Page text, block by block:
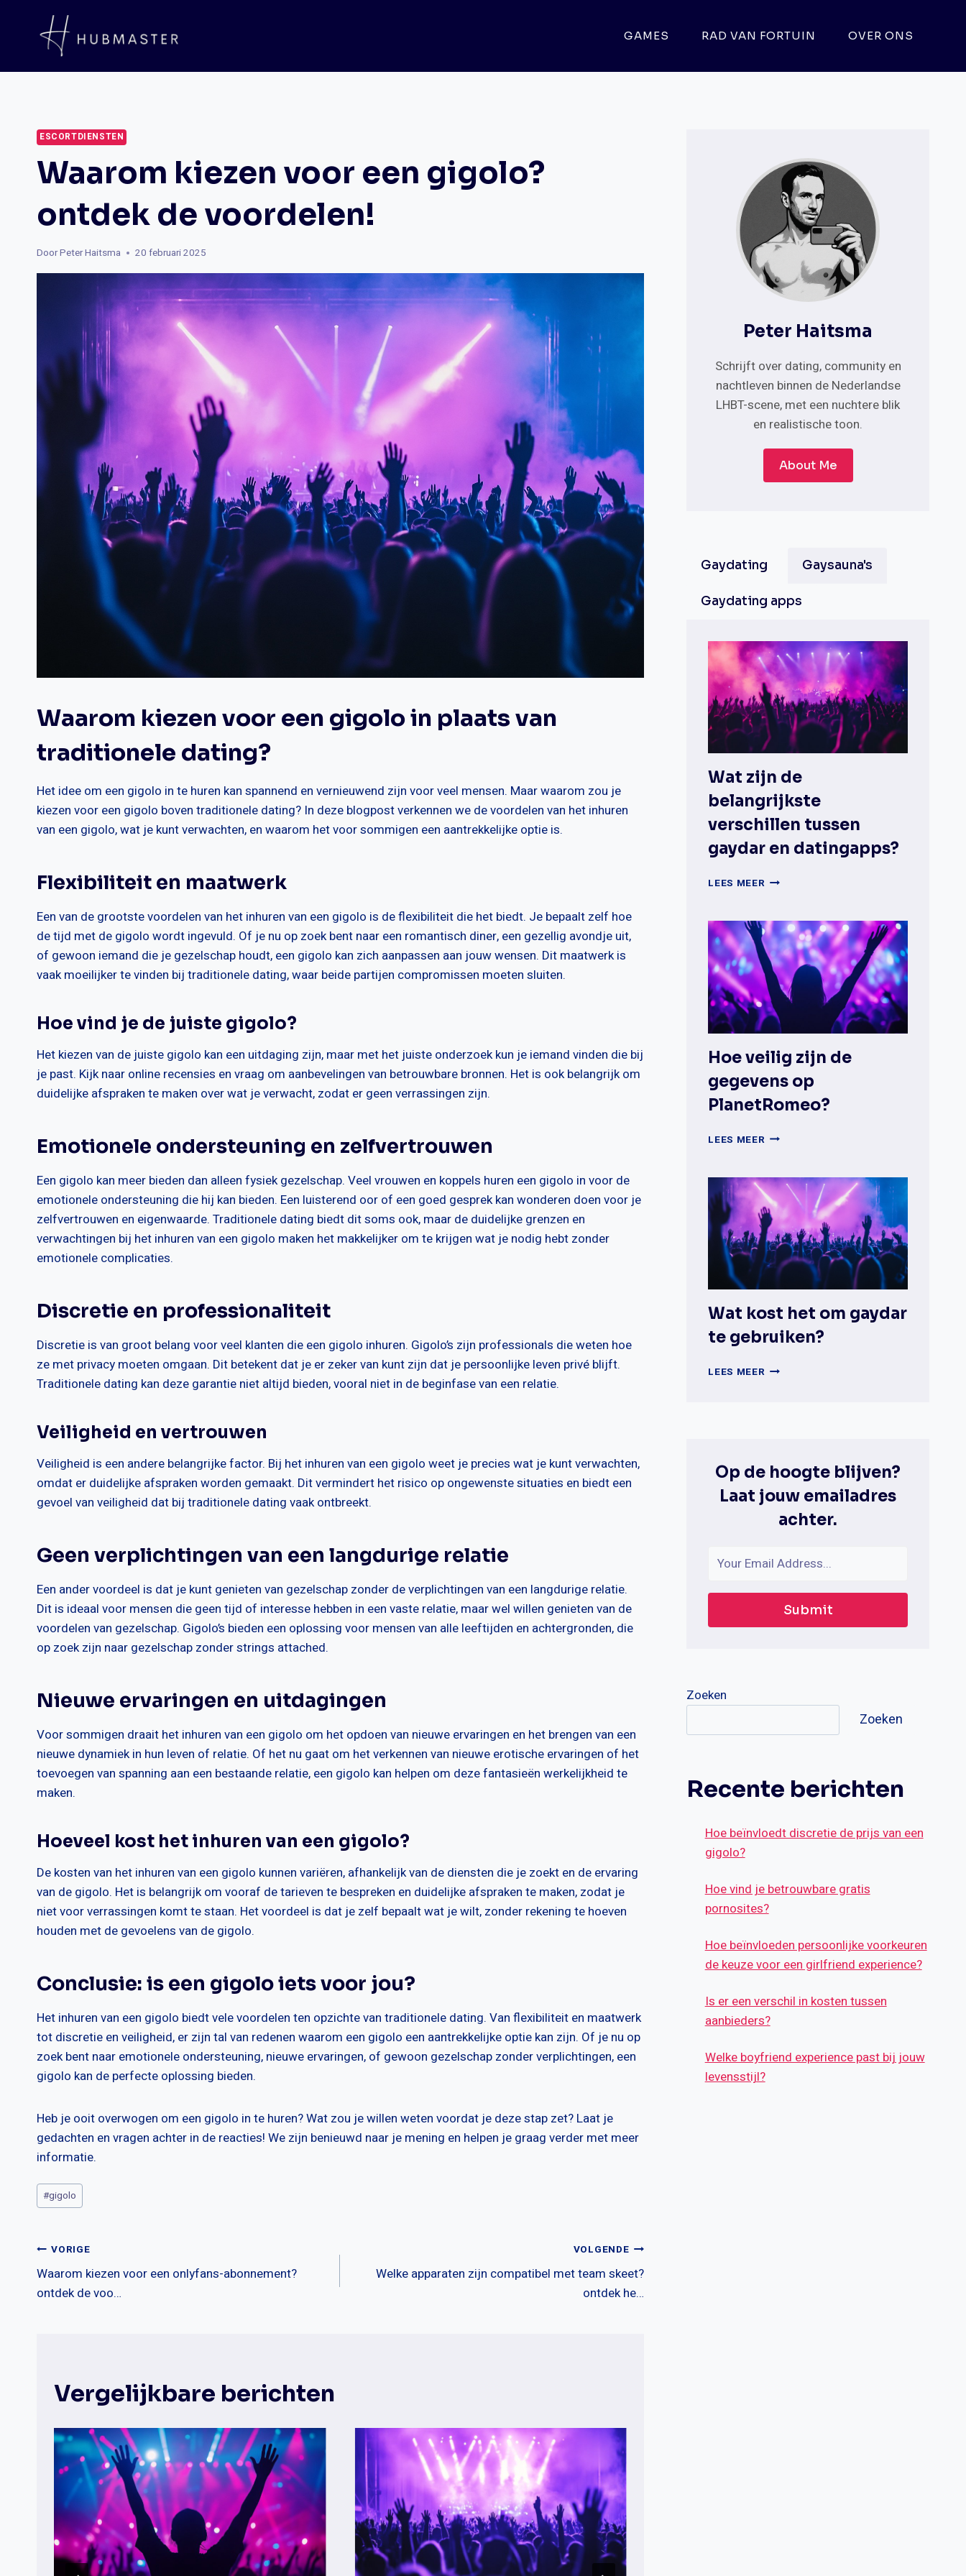
GAMES RAD VAN FORTUIN OVER ONS
ESCORTDIENSTEN
Waarom kiezen voor een gigolo?
ontdek de voordelen!
DoorPeter Haitsma 20 februari 2025
Waarom kiezen voor een gigolo in plaats van
traditionele dating?
Het idee om een gigolo in te huren kan spannend en vernieuwend zijn voor veel mensen. Maar waarom zou je
kiezen voor een gigolo boven traditionele dating? In deze blogpost verkennen we de voordelen van het inhuren
van een gigolo, wat je kunt verwachten, en waarom het voor sommigen een aantrekkelijke optie is.
Flexibiliteit en maatwerk
Een van de grootste voordelen van het inhuren van een gigolo is de flexibiliteit die het biedt. Je bepaalt zelf hoe
de tijd met de gigolo wordt ingevuld. Of je nu op zoek bent naar een romantisch diner, een gezellig avondje uit,
of gewoon iemand die je gezelschap houdt, een gigolo kan zich aanpassen aan jouw wensen. Dit maatwerk is
vaak moeilijker te vinden bij traditionele dating, waar beide partijen compromissen moeten sluiten.
Hoe vind je de juiste gigolo?
Het kiezen van de juiste gigolo kan een uitdaging zijn, maar met het juiste onderzoek kun je iemand vinden die bij
je past. Kijk naar online recensies en vraag om aanbevelingen van betrouwbare bronnen. Het is ook belangrijk om
duidelijke afspraken te maken over wat je verwacht, zodat er geen verrassingen zijn.
Emotionele ondersteuning en zelfvertrouwen
Een gigolo kan meer bieden dan alleen fysiek gezelschap. Veel vrouwen en koppels huren een gigolo in voor de
emotionele ondersteuning die hij kan bieden. Een luisterend oor of een goed gesprek kan wonderen doen voor je
zelfvertrouwen en eigenwaarde. Traditionele dating biedt dit soms ook, maar de duidelijke grenzen en
verwachtingen bij het inhuren van een gigolo maken het makkelijker om te krijgen wat je nodig hebt zonder
emotionele complicaties.
Discretie en professionaliteit
Discretie is van groot belang voor veel klanten die een gigolo inhuren. Gigolo’s zijn professionals die weten hoe
ze met privacy moeten omgaan. Dit betekent dat je er zeker van kunt zijn dat je persoonlijke leven privé blijft.
Traditionele dating kan deze garantie niet altijd bieden, vooral niet in de beginfase van een relatie.
Veiligheid en vertrouwen
Veiligheid is een andere belangrijke factor. Bij het inhuren van een gigolo weet je precies wat je kunt verwachten,
omdat er duidelijke afspraken worden gemaakt. Dit vermindert het risico op ongewenste situaties en biedt een
gevoel van veiligheid dat bij traditionele dating vaak ontbreekt.
Geen verplichtingen van een langdurige relatie
Een ander voordeel is dat je kunt genieten van gezelschap zonder de verplichtingen van een langdurige relatie.
Dit is ideaal voor mensen die geen tijd of interesse hebben in een vaste relatie, maar wel willen genieten van de
voordelen van gezelschap. Gigolo’s bieden een oplossing voor mensen van alle leeftijden en achtergronden, die
op zoek zijn naar gezelschap zonder strings attached.
Nieuwe ervaringen en uitdagingen
Voor sommigen draait het inhuren van een gigolo om het opdoen van nieuwe ervaringen en het brengen van een
nieuwe dynamiek in hun leven of relatie. Of het nu gaat om het verkennen van nieuwe erotische ervaringen of het
toevoegen van spanning aan een bestaande relatie, een gigolo kan helpen om deze fantasieën werkelijkheid te
maken.
Hoeveel kost het inhuren van een gigolo?
De kosten van het inhuren van een gigolo kunnen variëren, afhankelijk van de diensten die je zoekt en de ervaring
van de gigolo. Het is belangrijk om vooraf de tarieven te bespreken en duidelijke afspraken te maken, zodat je
niet voor verrassingen komt te staan. Het voordeel is dat je zelf bepaalt wat je wilt, zonder rekening te hoeven
houden met de gevoelens van de gigolo.
Conclusie: is een gigolo iets voor jou?
Het inhuren van een gigolo biedt vele voordelen ten opzichte van traditionele dating. Van flexibiliteit en maatwerk
tot discretie en veiligheid, er zijn tal van redenen waarom een gigolo een aantrekkelijke optie kan zijn. Of je nu op
zoek bent naar emotionele ondersteuning, nieuwe ervaringen, of gewoon gezelschap zonder verplichtingen, een
gigolo kan de perfecte oplossing bieden.
Heb je ooit overwogen om een gigolo in te huren? Wat zou je willen weten voordat je deze stap zet? Laat je
gedachten en vragen achter in de reacties! We zijn benieuwd naar je mening en helpen je graag verder met meer
informatie.
Bericht
tags:
#gigolo
Bericht
navigatie
VORIGE
Waarom kiezen voor een onlyfans-abonnement?
ontdek de voo…
VOLGENDE
Welke apparaten zijn compatibel met team skeet?
ontdek he…
Vergelijkbare berichten
Peter Haitsma
Schrijft over dating, community en
nachtleven binnen de Nederlandse
LHBT-scene, met een nuchtere blik
en realistische toon.
About Me
Gaydating Gaysauna's
Gaydating apps
Wat zijn de
belangrijkste
verschillen tussen
gaydar en datingapps?
LEES MEER WAT
BELANGRIJKSTE
VERSCHILLEN
TUSSEN
GAYDAR
EN
DATINGAPPS?
Hoe veilig zijn de
gegevens op
PlanetRomeo?
LEES MEER HOE
DE
GEGEVENS
OP
PLANETROMEO?
Wat kost het om gaydar
te gebruiken?
LEES MEER WAT
Op de hoogte blijven?
Laat jouw emailadres
achter.
Submit
Zoeken
Zoeken
Recente berichten
Hoe beïnvloedt discretie de prijs van een
gigolo?
Hoe vind je betrouwbare gratis
pornosites?
Hoe beïnvloeden persoonlijke voorkeuren
de keuze voor een girlfriend experience?
Is er een verschil in kosten tussen
aanbieders?
Welke boyfriend experience past bij jouw
levensstijl?